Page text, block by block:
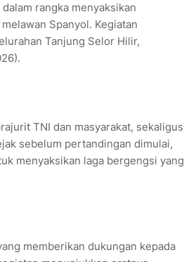
rangka menyaksikan
Spanyol. Kegiatan
Tanjung Selor Hilir,
TNI dan masyarakat, sekaligus
sebelum pertandingan dimulai,
menyaksikan laga bergengsi yang
memberikan dukungan kepada